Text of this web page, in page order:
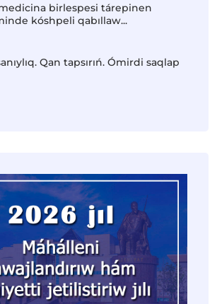
birlespesi tárepinen
kóshpeli qabıllaw...
Qan tapsırıń. Ómirdi saqlap